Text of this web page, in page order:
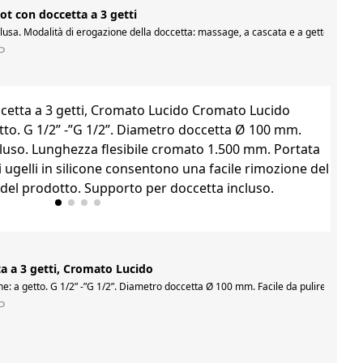
Lunghezza flessibile cromato 1500 mm. Con supporto scorrevole per
con doccetta a 3 getti
Modalità di erogazione della doccetta: massage, a cascata e a getto.
mm. Portata d’acqua massima 6 L/min. Gli ugelli in silicone
a 3 getti, Cromato Lucido
a getto. G 1/2” -”G 1/2”. Diametro doccetta Ø 100 mm. Facile da pulire.